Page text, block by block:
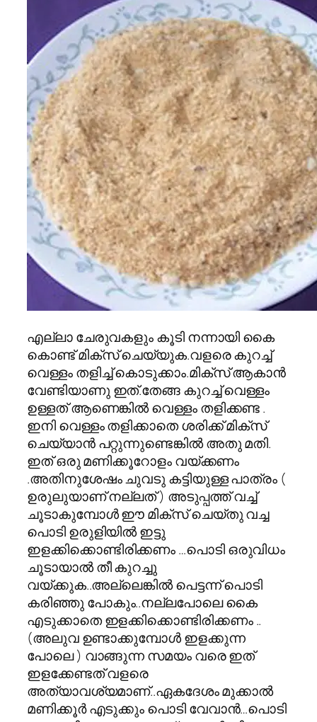
എല്ലാ ചേരുവകളും കൂടി നന്നായി കൈ
കൊണ്ട് മിക്സ് ചെയ്യുക.വളരെ കുറച്ച്
വെള്ളം തളിച്ച് കൊടുക്കാം.മിക്സ് ആകാൻ
വേണ്ടിയാണു ഇത്.തേങ്ങ കുറച്ച് വെള്ളം
ഉള്ളത് ആണെങ്കിൽ വെള്ളം തളിക്കണ്ട .
ഇനി വെള്ളം തളിക്കാതെ ശരിക്ക് മിക്സ്
ചെയ്യാൻ പറ്റുന്നുണ്ടെങ്കിൽ അതു മതി.
ഇത് ഒരു മണിക്കൂറോളം വയ്ക്കണം
.അതിനുശേഷം ചുവടു കട്ടിയുള്ള പാത്രം (
ഉരുലുയാണ് നല്ലത് ) അടുപ്പത്ത് വച്ച്
ചൂടാകുമ്പോള്‍ ഈ മിക്സ് ചെയ്തു വച്ച
പൊടി ഉരുളിയില്‍ ഇട്ടു
ഇളക്കിക്കൊണ്ടിരിക്കണം …പൊടി ഒരുവിധം
ചൂടായാല്‍ തീ കുറച്ചു
വയ്ക്കുക..അല്ലെങ്കില്‍ പെട്ടന്ന് പൊടി
കരിഞ്ഞു പോകും..നല്ലപോലെ കൈ
എടുക്കാതെ ഇളക്കിക്കൊണ്ടിരിക്കണം ..
(അലുവ ഉണ്ടാക്കുമ്പോള്‍ ഇളക്കുന്ന
പോലെ ) വാങ്ങുന്ന സമയം വരെ ഇത്
ഇളക്കേണ്ടത് വളരെ
അത്യാവശ്യമാണ്..ഏകദേശം മുക്കാല്‍
മണിക്കൂര്‍ എടുക്കും പൊടി വേവാന്‍…പൊടി